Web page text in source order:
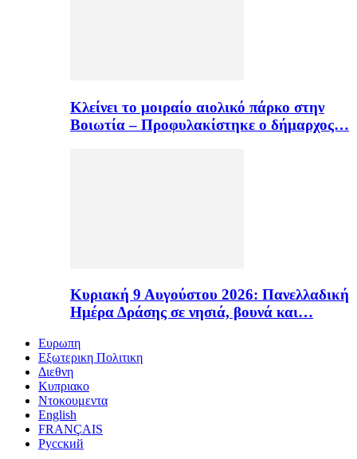
Κλείνει το μοιραίο αιολικό πάρκο στην
Βοιωτία – Προφυλακίστηκε ο δήμαρχος…
Κυριακή 9 Αυγούστου 2026: Πανελλαδική
Ημέρα Δράσης σε νησιά, βουνά και…
Ευρωπη
Εξωτερικη Πολιτικη
Διεθνη
Κυπριακο
Ντοκουμεντα
English
FRANÇAIS
Русский